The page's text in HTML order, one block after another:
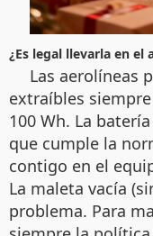
¿Es legal llevarla en el
Las aerolíneas
extraíbles
100 Wh. La
que cumple la
contigo en el
La maleta vacía
problema. Para